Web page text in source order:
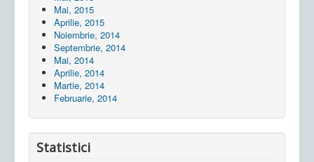
Mai, 2015
Aprilie, 2015
Noiembrie, 2014
Septembrie, 2014
Mai, 2014
Aprilie, 2014
Martie, 2014
Februarie, 2014
Statistici